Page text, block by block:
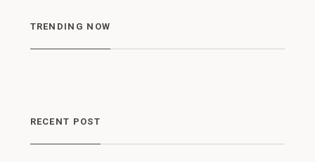
TRENDING NOW
RECENT POST